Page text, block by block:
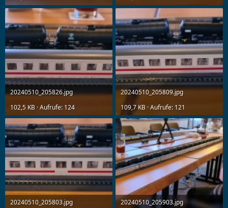
20240510_205826.jpg
102,5 KB · Aufrufe: 124
20240510_205809.jpg
109,7 KB · Aufrufe: 121
20240510_205803.jpg
20240510_205903.jpg